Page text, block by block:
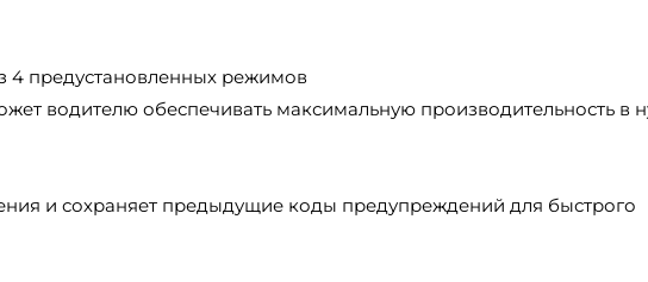
4 предустановленных режимов
водителю обеспечивать максимальную производительность в
и сохраняет предыдущие коды предупреждений для быстрого